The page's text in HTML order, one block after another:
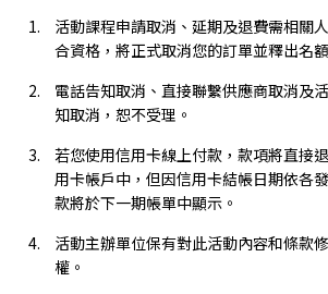
活動課程申請取消、延期及退費需相關
合資格，將正式取消您的訂單並釋出名
電話告知取消、直接聯繫供應商取消及
知取消，恕不受理。
若您使用信用卡線上付款，款項將直接
用卡帳戶中，但因信用卡結帳日期依各
款將於下一期帳單中顯示。
活動主辦單位保有對此活動內容和條款
權。